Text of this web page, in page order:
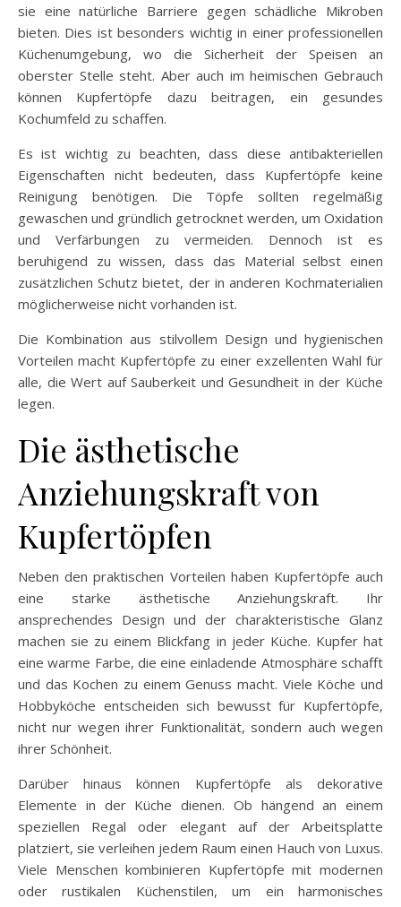
sie eine natürliche Barriere gegen schädliche Mikroben
bieten. Dies ist besonders wichtig in einer professionellen
Küchenumgebung, wo die Sicherheit der Speisen an
oberster Stelle steht. Aber auch im heimischen Gebrauch
können Kupfertöpfe dazu beitragen, ein gesundes
Kochumfeld zu schaffen.
Es ist wichtig zu beachten, dass diese antibakteriellen
Eigenschaften nicht bedeuten, dass Kupfertöpfe keine
Reinigung benötigen. Die Töpfe sollten regelmäßig
gewaschen und gründlich getrocknet werden, um Oxidation
und Verfärbungen zu vermeiden. Dennoch ist es
beruhigend zu wissen, dass das Material selbst einen
zusätzlichen Schutz bietet, der in anderen Kochmaterialien
möglicherweise nicht vorhanden ist.
Die Kombination aus stilvollem Design und hygienischen
Vorteilen macht Kupfertöpfe zu einer exzellenten Wahl für
alle, die Wert auf Sauberkeit und Gesundheit in der Küche
legen.
Die ästhetische
Anziehungskraft von
Kupfertöpfen
Neben den praktischen Vorteilen haben Kupfertöpfe auch
eine starke ästhetische Anziehungskraft. Ihr
ansprechendes Design und der charakteristische Glanz
machen sie zu einem Blickfang in jeder Küche. Kupfer hat
eine warme Farbe, die eine einladende Atmosphäre schafft
und das Kochen zu einem Genuss macht. Viele Köche und
Hobbyköche entscheiden sich bewusst für Kupfertöpfe,
nicht nur wegen ihrer Funktionalität, sondern auch wegen
ihrer Schönheit.
Darüber hinaus können Kupfertöpfe als dekorative
Elemente in der Küche dienen. Ob hängend an einem
speziellen Regal oder elegant auf der Arbeitsplatte
platziert, sie verleihen jedem Raum einen Hauch von Luxus.
Viele Menschen kombinieren Kupfertöpfe mit modernen
oder rustikalen Küchenstilen, um ein harmonisches